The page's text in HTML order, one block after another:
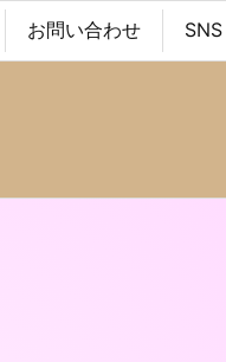
お問い合わせ SNS